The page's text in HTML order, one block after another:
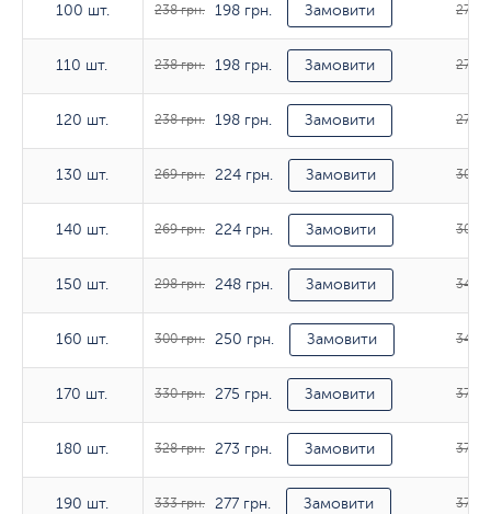
100 шт.
110 шт.
120 шт.
130 шт.
140 шт.
150 шт.
160 шт.
170 шт.
180 шт.
190 шт.
100 шт. 238 грн. 198 грн. Замовити 274
110 шт. 238 грн. 198 грн. Замовити 276
120 шт. 238 грн. 198 грн. Замовити 276
130 шт. 269 грн. 224 грн. Замовити 308
140 шт. 269 грн. 224 грн. Замовити 308
150 шт. 298 грн. 248 грн. Замовити 342
160 шт. 300 грн. 250 грн. Замовити 342
170 шт. 330 грн. 275 грн. Замовити 377
180 шт. 328 грн. 273 грн. Замовити 375
190 шт. 333 грн. 277 грн. Замовити 377